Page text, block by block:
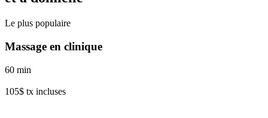
Le plus populaire
Massage en clinique
60 min
105$ tx incluses